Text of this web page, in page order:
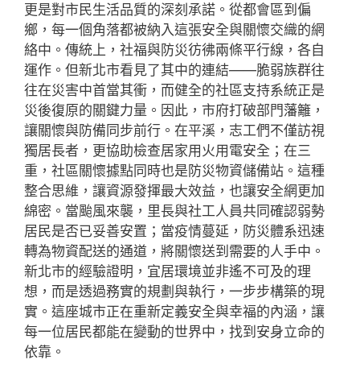
更是對市民生活品質的深刻承諾。從都會區到偏
鄉，每一個角落都被納入這張安全與關懷交織的網
絡中。傳統上，社福與防災彷彿兩條平行線，各自
運作。但新北市看見了其中的連結——脆弱族群往
往在災害中首當其衝，而健全的社區支持系統正是
災後復原的關鍵力量。因此，市府打破部門藩籬，
讓關懷與防備同步前行。在平溪，志工們不僅訪視
獨居長者，更協助檢查居家用火用電安全；在三
重，社區關懷據點同時也是防災物資儲備站。這種
整合思維，讓資源發揮最大效益，也讓安全網更加
綿密。當颱風來襲，里長與社工人員共同確認弱勢
居民是否已妥善安置；當疫情蔓延，防災體系迅速
轉為物資配送的通道，將關懷送到需要的人手中。
新北市的經驗證明，宜居環境並非遙不可及的理
想，而是透過務實的規劃與執行，一步步構築的現
實。這座城市正在重新定義安全與幸福的內涵，讓
每一位居民都能在變動的世界中，找到安身立命的
依靠。